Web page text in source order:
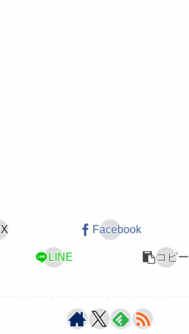
X Facebook
LINE コピー